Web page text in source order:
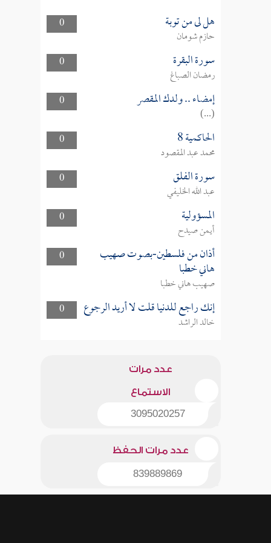
0 هل لى من توبة
حازم شومان
0
سورة البقرة
رمضان الصباغ
0
إمضاء .. ولدك المقصر
(...)
0
الحاكمية 8
محمد عبد المقصود
0
سورة الفلق
عبد الله الخليفي
0
المسؤولية
أيمن صيدح
0
أذان من فلسطين-بصوت صهيب
هاني خطبا
صهيب هاني خطبا
0
إنك راجع للدنيا قلت لا أريد الرجوع
خالد الراشد
عدد مرات
الاستماع
3095020257
عدد مرات الحفظ
839889869